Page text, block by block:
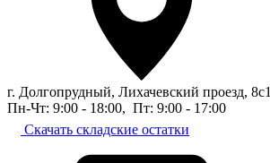
г. Долгопрудный, Лихачевский проезд, 8c1
Пн-Чт: 9:00 - 18:00, Пт: 9:00 - 17:00
Скачать складские остатки